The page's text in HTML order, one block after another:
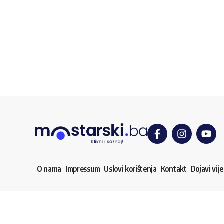
O nama Impressum Uslovi korištenja Kontakt Dojavi